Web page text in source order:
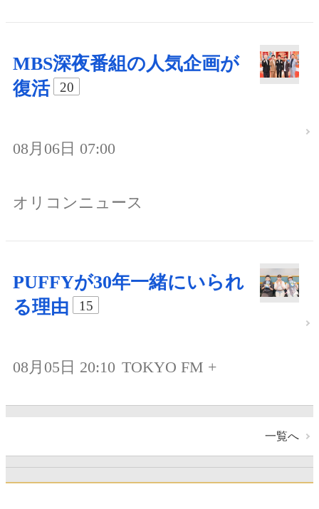
MBS深夜番組の人気企画が
復活
20
08月06日 07:00
オリコンニュース
PUFFYが30年一緒にいられ
る理由
15
08月05日 20:10 TOKYO FM +
一覧へ